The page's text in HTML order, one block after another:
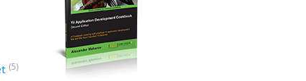
(5)